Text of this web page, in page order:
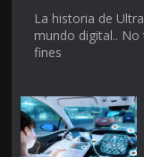
La historia de
mundo digital..
fines